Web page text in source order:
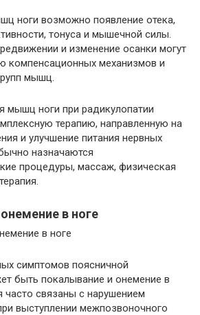
ноги возможно появление отека,
тонуса и мышечной силы.
и изменение осанки могут
компенсационных механизмов и
мышц.
мышц ноги при радикулопатии
терапию, направленную на
и улучшение питания нервных
назначаются
процедуры, массаж, физическая
в ноге
симптомов поясничной
быть покалывание и онемение в
связаны с нарушением
выступлении межпозвоночного